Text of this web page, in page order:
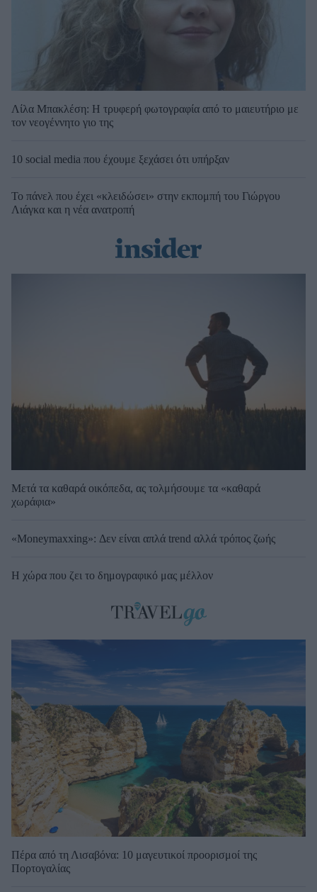
Λίλα Μπακλέση: Η τρυφερή φωτογραφία από το μαιευτήριο με
τον νεογέννητο γιο της
10 social media που έχουμε ξεχάσει ότι υπήρξαν
Το πάνελ που έχει «κλειδώσει» στην εκπομπή του Γιώργου
Λιάγκα και η νέα ανατροπή
Μετά τα καθαρά οικόπεδα, ας τολμήσουμε τα «καθαρά
χωράφια»
«Moneymaxxing»: Δεν είναι απλά trend αλλά τρόπος ζωής
Η χώρα που ζει το δημογραφικό μας μέλλον
Πέρα από τη Λισαβόνα: 10 μαγευτικοί προορισμοί της
Πορτογαλίας